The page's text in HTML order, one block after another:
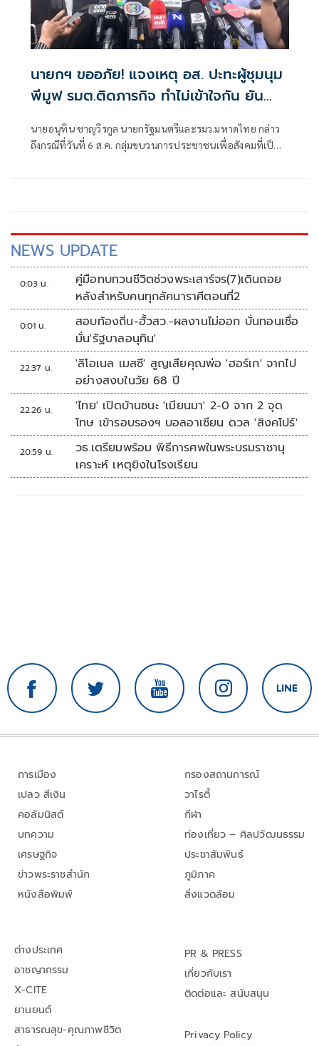
นายกฯ ขออภัย! แจงเหตุ อส. ปะทะผู้ชุมนุม
พีมูฟ รมต.ติดภารกิจ ทำไม่เข้าใจกัน ยัน
นายอนุทิน ชาญวีรกูล นายกรัฐมนตรีและรมว.มหาดไทย กล่าว
ถึงกรณีที่วันที่ 6 ส.ค. กลุ่มขบวนการประชาชนเพื่อสังคมที่เป็น
NEWS UPDATE
0:03 น.
คู่มือทบทวนชีวิตช่วงพระเสาร์จร(7)เดินถอย
หลังสำหรับคนทุกลัคนาราศีตอนที่2
0:01 น.
สอบท้องถิ่น-ฮั้วสว.-ผลงานไม่ออก บั่นทอนเชื่อ
มั่น'รัฐบาลอนุทิน'
22:37 น.
'ลิโอเนล เมสซี' สูญเสียคุณพ่อ 'ฮอร์เก' จากไป
อย่างสงบในวัย 68 ปี
22:26 น.
'ไทย' เปิดบ้านชนะ 'เมียนมา' 2-0 จาก 2 จุด
โทษ เข้ารอบรองฯ บอลอาเซียน ดวล 'สิงคโปร์'
20:59 น.
วธ.เตรียมพร้อม พิธีการศพในพระบรมราชานุ
เคราะห์ เหตุยิงในโรงเรียน
การเมือง
เปลว สีเงิน
คอลัมนิสต์
บทความ
เศรษฐกิจ
ข่าวพระราชสำนัก
หนังสือพิมพ์
กรองสถานการณ์
วาไรตี้
กีฬา
ท่องเที่ยว – ศิลปวัฒนธรรม
ประชาสัมพันธ์
ภูมิภาค
สิ่งแวดล้อม
ต่างประเทศ
อาชญากรรม
X-CITE
ยานยนต์
สาธารณสุข-คุณภาพชีวิต
PR & PRESS
เกี่ยวกับเรา
ติดต่อและ สนับสนุน
Privacy Policy